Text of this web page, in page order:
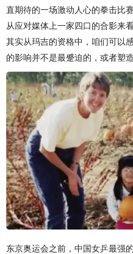
直期待的一场激动人心的拳击比赛
从应对媒体上一家四口的合影来
其实从玛吉的资格中，咱们可以
的影响并不是最蹙迫的，或者塑
东京奥运会之前，中国女乒最强